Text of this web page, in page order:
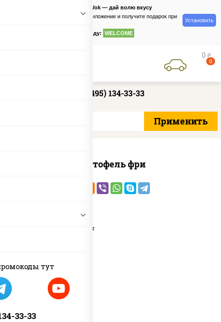
тут
33-33
PizzaSushiWok — дай волю вкусу
Скачайте приложение и получите подарок при
по промокоду: WELCOME
Установить
0 руб
0
+7 (495) 134-33-33
Картофель фри